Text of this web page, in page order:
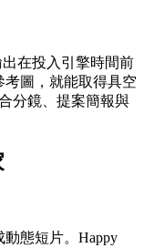
出在投入引擎時間前
圖，就能取得具空
分鏡、提案簡報與
態短片。Happy